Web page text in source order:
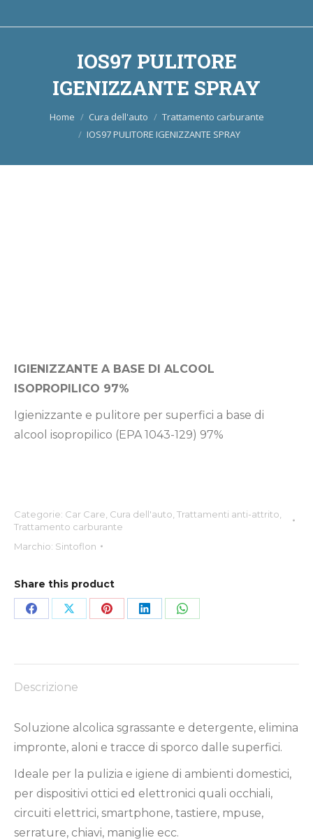
IOS97 PULITORE
IGENIZZANTE SPRAY
Tu sei qui:Home Cura dell'auto
Trattamento carburante
IOS97 PULITORE IGENIZZANTE SPRAY
IGIENIZZANTE A BASE DI ALCOOL
ISOPROPILICO 97%
Igienizzante e pulitore per superfici a base di
alcool isopropilico (EPA 1043-129) 97%
Categorie: Car Care Cura dell'auto Trattamenti anti-attrito
Trattamento carburante
Marchio: Sintoflon
Share this product
CondividiCondividiCondividiCondividiCondividi
Descrizione
Soluzione alcolica sgrassante e detergente, elimina
impronte, aloni e tracce di sporco dalle superfici.
Ideale per la pulizia e igiene di ambienti domestici,
per dispositivi ottici ed elettronici quali occhiali,
circuiti elettrici, smartphone, tastiere, mpuse,
serrature, chiavi, maniglie ecc.